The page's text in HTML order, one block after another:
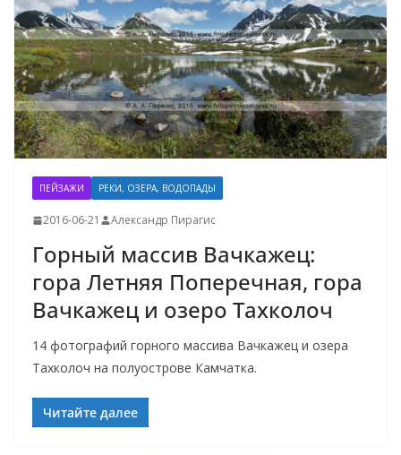
ПЕЙЗАЖИ РЕКИ, ОЗЕРА, ВОДОПАДЫ
2016-06-21 Александр Пирагис
Горный массив Вачкажец:
гора Летняя Поперечная, гора
Вачкажец и озеро Тахколоч
14 фотографий горного массива Вачкажец и озера
Тахколоч на полуострове Камчатка.
Читайте далее